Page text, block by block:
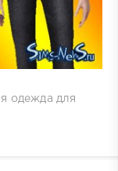
одежда для